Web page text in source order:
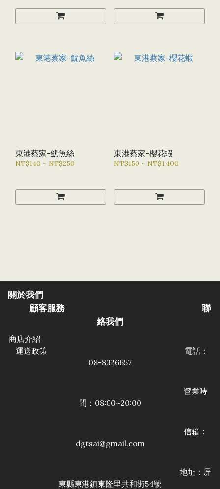
東港蔡家-魷魚絲
NT$140 ~ NT$250
東港蔡家-櫻花蝦
NT$150 ~ NT$1,400
關於我們
顧客服務
聯
絡我們
商店介紹
運送政策 電話：
08-8326657
營業時
間：08:00~20:00
信箱：
dgtsai@gmail.com
地址：屏
東縣東港鎮東隆里共和街54號